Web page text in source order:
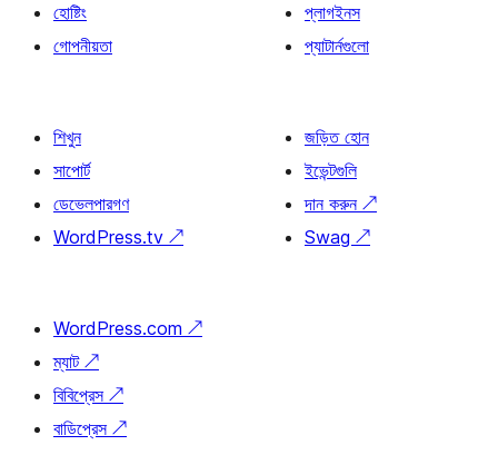
হোষ্টিং
গোপনীয়তা
প্লাগইনস
প্যাটার্নগুলো
শিখুন
সাপোর্ট
ডেভেলপারগণ
WordPress.tv ↗
জড়িত হোন
ইভেন্টগুলি
দান করুন ↗
Swag ↗
WordPress.com ↗
ম্যাট ↗
বিবিপ্রেস ↗
বাডিপ্রেস ↗